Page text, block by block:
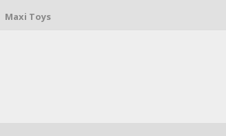
Maxi Toys